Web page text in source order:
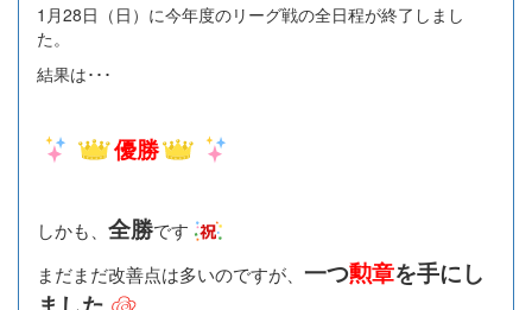
1月28日（日）に今年度のリーグ戦の全日程が終了しまし
た。
結果は･･･
優勝
しかも、 全勝です
まだまだ改善点は多いのですが、 一つ勲章を手にし